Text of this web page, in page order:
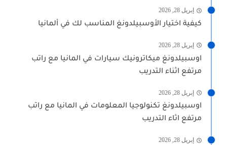
إبريل 28, 2026
كيفية اختيار الأوسبيلدونغ المناسب لك في ألمانيا
إبريل 28, 2026
اوسبيلدونغ ميكاترونيك سيارات في المانيا مع راتب
مرتفع اثناء التدريب
إبريل 28, 2026
اوسبيلدونغ تكنولوجيا المعلومات في المانيا مع راتب
مرتفع اثاء التدريب
إبريل 28, 2026